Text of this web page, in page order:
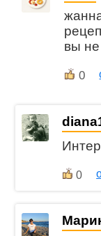
вы
0
0